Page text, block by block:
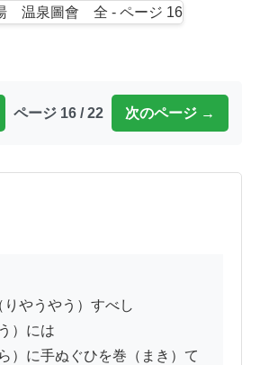
ページ 16 / 22 次のページ →
）には
に手ぬぐひを巻（まき）て